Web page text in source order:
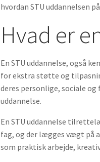
hvordan STU uddannelsen
Hvad er
En STU uddannelse, også
for ekstra støtte og
deres personlige, sociale
uddannelse.
En STU uddannelse
fag, og der lægges vægt på
som praktisk arbejde,